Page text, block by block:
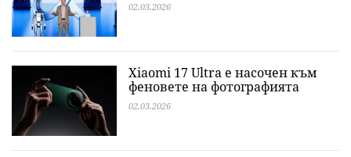
02.03.2026
Xiaomi 17 Ultra е насочен към
феновете на фотографията
02.03.2026